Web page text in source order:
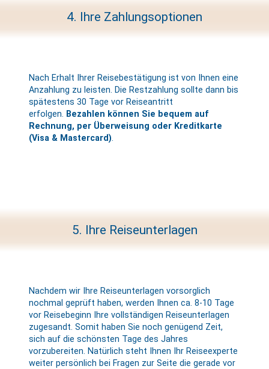
4. Ihre Zahlungsoptionen
Nach Erhalt Ihrer Reisebestätigung ist von Ihnen eine
Anzahlung zu leisten. Die Restzahlung sollte dann bis
spätestens 30 Tage vor Reiseantritt
erfolgen. Bezahlen können Sie bequem auf
Rechnung, per Überweisung oder Kreditkarte
(Visa & Mastercard).
5. Ihre Reiseunterlagen
Nachdem wir Ihre Reiseunterlagen vorsorglich
nochmal geprüft haben, werden Ihnen ca. 8-10 Tage
vor Reisebeginn Ihre vollständigen Reiseunterlagen
zugesandt. Somit haben Sie noch genügend Zeit,
sich auf die schönsten Tage des Jahres
vorzubereiten. Natürlich steht Ihnen Ihr Reiseexperte
weiter persönlich bei Fragen zur Seite die gerade vor